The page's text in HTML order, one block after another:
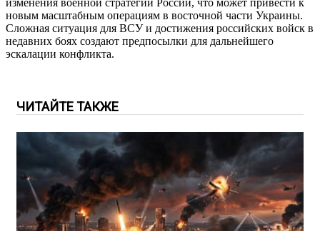
новым масштабным операциям в восточной части Украины.
Сложная ситуация для ВСУ и достижения российских войск в
недавних боях создают предпосылки для дальнейшего
эскалации конфликта.
ЧИТАЙТЕ ТАКЖЕ